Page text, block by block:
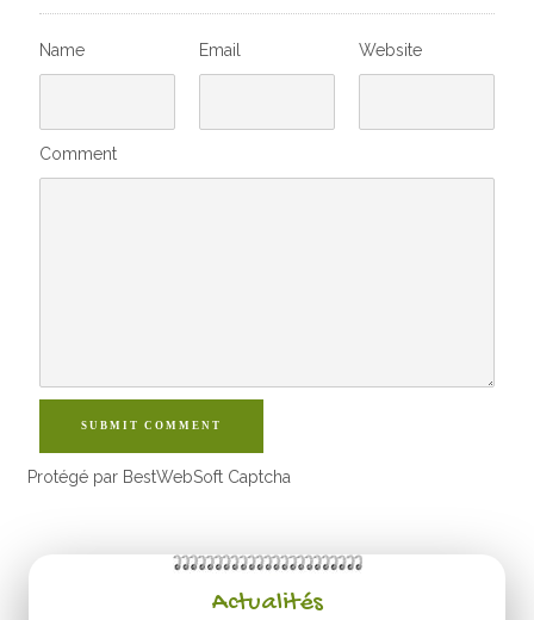
Name Email Website
Comment
SUBMIT COMMENT
Protégé par BestWebSoft Captcha
Actualités